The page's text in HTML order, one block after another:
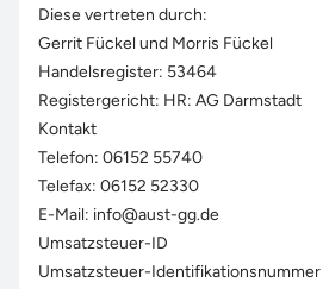
Diese vertreten durch:
Gerrit Fückel und Morris Fückel
Handelsregister: 53464
Registergericht: HR: AG Darmstadt
Kontakt
Telefon: 06152 55740
Telefax: 06152 52330
E-Mail: info@aust-gg.de
Umsatzsteuer-ID
Umsatzsteuer-Identifikationsnummer